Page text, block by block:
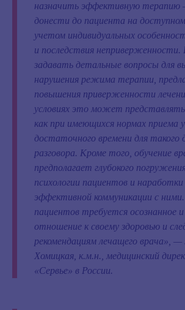
назначить эффективную терапию
донести до пациента на
учетом индивидуальных
и последствия
задавать детальные вопросы для
нарушения режима терапии,
повышения приверженности
условиях это может
как при имеющихся нормах приема
достаточного времени для такого
разговора. Кроме того, обучение
предполагает глубокого
психологии пациентов и
эффективной коммуникации с
пациентов требуется осознанное
отношение к своему здоровью и
рекомендациям лечащего врача», —
Хомицкая, к.м.н., медицинский
«Сервье» в России.